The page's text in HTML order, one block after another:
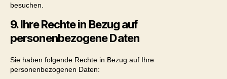
besuchen.
9. Ihre Rechte in Bezug auf
personenbezogene Daten
Sie haben folgende Rechte in Bezug auf Ihre
personenbezogenen Daten: